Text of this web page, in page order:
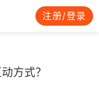
注册/登录
方式？